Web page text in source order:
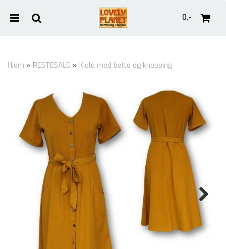
0,-
Hjem » RESTESALG » Kjole med belte og knepping
Next
Trykk ENTER for å søke